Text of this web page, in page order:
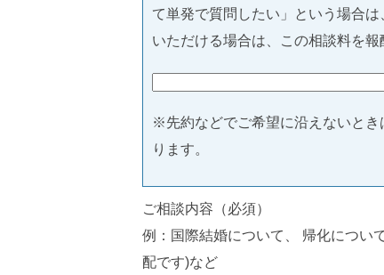
て単発で質問したい」という場合
いただける場合は、この相談料を報
※先約などでご希望に沿えないと
ります。
ご相談内容（必須）
例：国際結婚について、 帰化につい
配です)など